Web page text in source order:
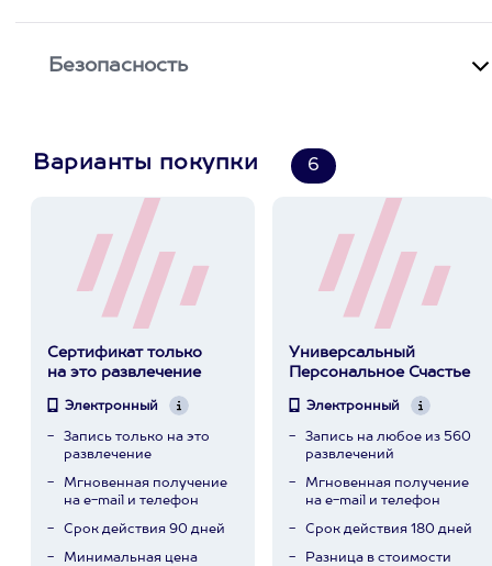
Безопасность
Варианты покупки 6
Сертификат только
на это развлечение
Электронный
Запись только на это
развлечение
Мгновенная получение
на e-mail и телефон
Срок действия 90 дней
Минимальная цена
Универсальный
Персональное Счастье
Электронный
Запись на любое из 560
развлечений
Мгновенная получение
на e-mail и телефон
Срок действия 180 дней
Разница в стоимости